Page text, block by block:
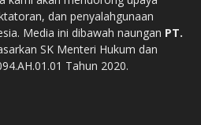
dan penyalahgunaan
Media ini dibawah naungan PT.
SK Menteri Hukum dan
Tahun 2020.